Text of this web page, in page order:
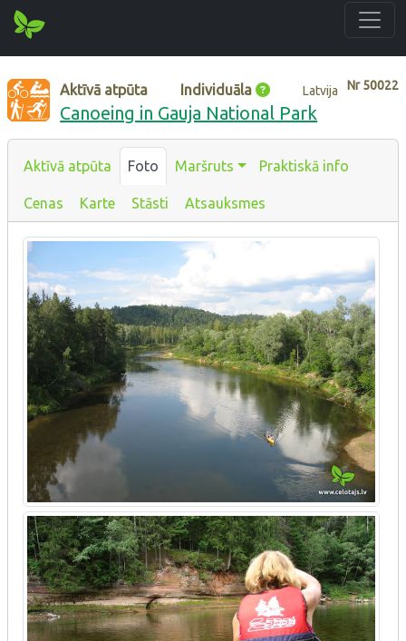
Nr50022
Aktīvā atpūta Individuāla Latvija
Canoeing in Gauja National Park
Aktīvā atpūta Foto Maršruts Praktiskā info
Cenas Karte Stāsti Atsauksmes